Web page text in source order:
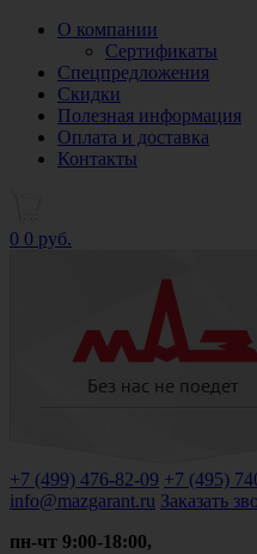
О компании
Сертификаты
Спецпредложения
Скидки
Полезная информация
Оплата и доставка
Контакты
0 0 руб.
+7 (499) 476-82-09 +7 (495)
info@mazgarant.ru Заказать
пн-чт 9:00-18:00,